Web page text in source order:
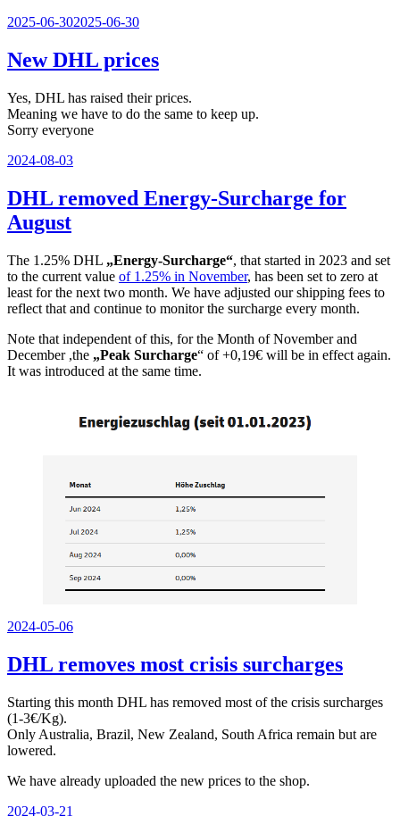
Veröffentlicht
2025-06-302025-06-30
New DHL prices
Yes, DHL has raised their prices.
Meaning we have to do the same to keep up.
Sorry everyone
Veröffentlicht
2024-08-03
DHL removed Energy-Surcharge for
August
The 1.25% DHL „Energy-Surcharge“, that started in 2023 and set
to the current value of 1.25% in November, has been set to zero at
least for the next two month. We have adjusted our shipping fees to
reflect that and continue to monitor the surcharge every month.
Note that independent of this, for the Month of November and
December ,the „Peak Surcharge“ of +0,19€ will be in effect again.
It was introduced at the same time.
Veröffentlicht
2024-05-06
DHL removes most crisis surcharges
Starting this month DHL has removed most of the crisis surcharges
(1-3€/Kg).
Only Australia, Brazil, New Zealand, South Africa remain but are
lowered.
We have already uploaded the new prices to the shop.
Veröffentlicht
2024-03-21